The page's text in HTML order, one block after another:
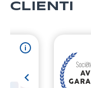
CLIENTI